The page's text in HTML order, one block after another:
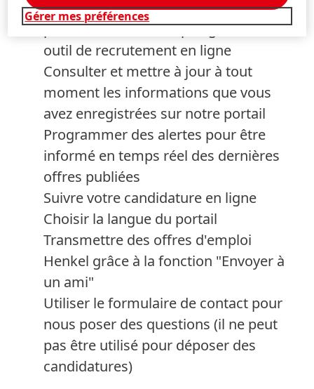
Créer votre profil et postuler à une ou
plusieurs offres d'emploi grâce à notre
outil de recrutement en ligne
Consulter et mettre à jour à tout
moment les informations que vous
avez enregistrées sur notre portail
Programmer des alertes pour être
informé en temps réel des dernières
offres publiées
Suivre votre candidature en ligne
Choisir la langue du portail
Transmettre des offres d'emploi
Henkel grâce à la fonction "Envoyer à
un ami"
Utiliser le formulaire de contact pour
nous poser des questions (il ne peut
pas être utilisé pour déposer des
candidatures)
Gérer mes préférences